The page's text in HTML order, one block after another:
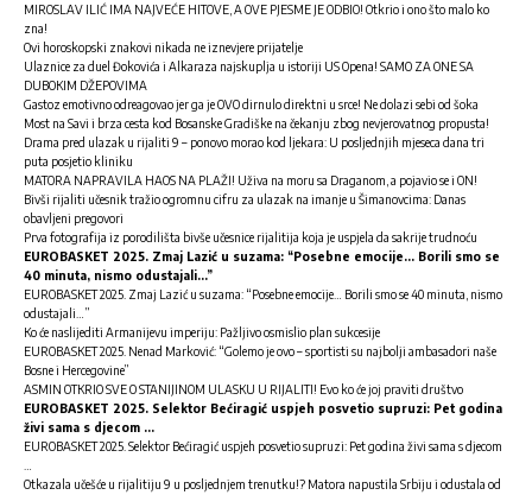
MIROSLAV ILIĆ IMA NAJVEĆE HITOVE, A OVE PJESME JE ODBIO! Otkrio i ono što malo ko
zna!
Ovi horoskopski znakovi nikada ne iznevjere prijatelje
Ulaznice za duel Đokovića i Alkaraza najskuplja u istoriji US Opena! SAMO ZA ONE SA
DUBOKIM DŽEPOVIMA
Gastoz emotivno odreagovao jer ga je OVO dirnulo direktni u srce! Ne dolazi sebi od šoka
Most na Savi i brza cesta kod Bosanske Gradiške na čekanju zbog nevjerovatnog propusta!
Drama pred ulazak u rijaliti 9 – ponovo morao kod ljekara: U posljednjih mjeseca dana tri
puta posjetio kliniku
MATORA NAPRAVILA HAOS NA PLAŽI! Uživa na moru sa Draganom, a pojavio se i ON!
Bivši rijaliti učesnik tražio ogromnu cifru za ulazak na imanje u Šimanovcima: Danas
obavljeni pregovori
Prva fotografija iz porodilišta bivše učesnice rijalitija koja je uspjela da sakrije trudnoću
EUROBASKET 2025. Zmaj Lazić u suzama: “Posebne emocije… Borili smo se
40 minuta, nismo odustajali…”
EUROBASKET 2025. Zmaj Lazić u suzama: “Posebne emocije… Borili smo se 40 minuta, nismo
odustajali…”
Ko će naslijediti Armanijevu imperiju: Pažljivo osmislio plan sukcesije
EUROBASKET 2025. Nenad Marković: “Golemo je ovo – sportisti su najbolji ambasadori naše
Bosne i Hercegovine”
ASMIN OTKRIO SVE O STANIJINOM ULASKU U RIJALITI! Evo ko će joj praviti društvo
EUROBASKET 2025. Selektor Bećiragić uspjeh posvetio supruzi: Pet godina
živi sama s djecom …
EUROBASKET 2025. Selektor Bećiragić uspjeh posvetio supruzi: Pet godina živi sama s djecom
Otkazala učešće u rijalitiju 9 u posljednjem trenutku!? Matora napustila Srbiju i odustala od